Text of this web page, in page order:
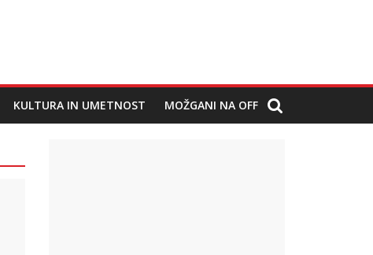
KULTURA IN UMETNOST MOŽGANI NA OFF